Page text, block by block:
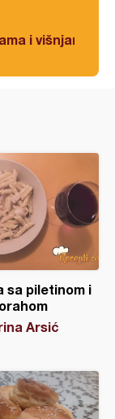
i višnjama
sa piletinom i
Arsić